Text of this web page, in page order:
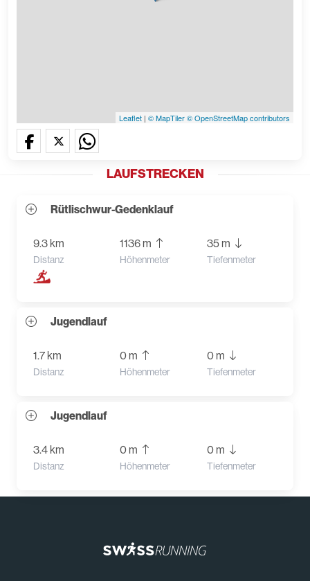
Leaflet | © MapTiler© OpenStreetMap contributors
LAUFSTRECKEN
Rütlischwur-Gedenklauf
9.3 km
Distanz
1136 m
Höhenmeter
35 m
Tiefenmeter
Jugendlauf
1.7 km
Distanz
0 m
Höhenmeter
0 m
Tiefenmeter
Jugendlauf
3.4 km
Distanz
0 m
Höhenmeter
0 m
Tiefenmeter